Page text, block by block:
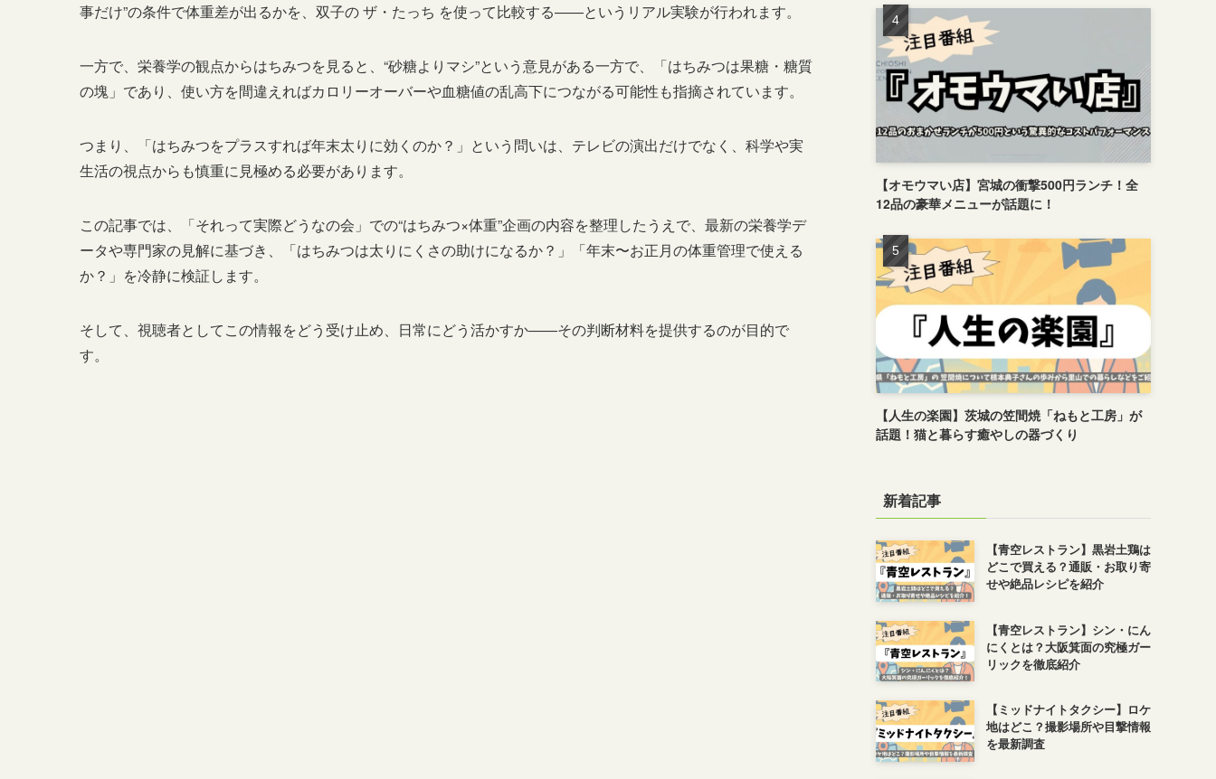
事だけ”の条件で体重差が出るかを、双子の ザ・たっち を使って比較する――というリアル実験が行われます。
一方で、栄養学の観点からはちみつを見ると、“砂糖よりマシ”という意見がある一方で、「はちみつは果糖・糖質
の塊」であり、使い方を間違えればカロリーオーバーや血糖値の乱高下につながる可能性も指摘されています。
つまり、「はちみつをプラスすれば年末太りに効くのか？」という問いは、テレビの演出だけでなく、科学や実
生活の視点からも慎重に見極める必要があります。
この記事では、「それって実際どうなの会」での“はちみつ×体重”企画の内容を整理したうえで、最新の栄養学デ
ータや専門家の見解に基づき、「はちみつは太りにくさの助けになるか？」「年末〜お正月の体重管理で使える
か？」を冷静に検証します。
そして、視聴者としてこの情報をどう受け止め、日常にどう活かすか――その判断材料を提供するのが目的で
す。
【オモウマい店】宮城の衝撃500円ランチ！全
12品の豪華メニューが話題に！
【人生の楽園】茨城の笠間焼「ねもと工房」が
話題！猫と暮らす癒やしの器づくり
新着記事
【青空レストラン】黒岩土鶏は
どこで買える？通販・お取り寄
せや絶品レシピを紹介
【青空レストラン】シン・にん
にくとは？大阪箕面の究極ガー
リックを徹底紹介
【ミッドナイトタクシー】ロケ
地はどこ？撮影場所や目撃情報
を最新調査